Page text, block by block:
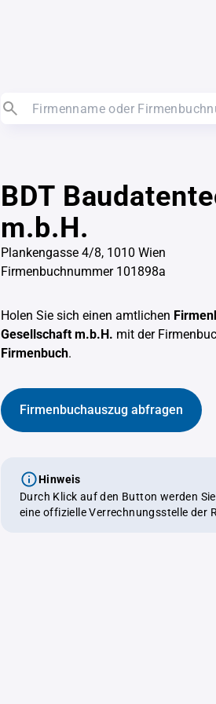
BDT
m.b.H.
Plankengasse 4/8, 1010 Wien
Firmenbuchnummer 101898a
Holen Sie sich einen amtlichen
Gesellschaft m.b.H. mit der
Firmenbuch.
Firmenbuchauszug abfragen
Hinweis
Durch Klick auf den Button werden
eine offizielle Verrechnungsstelle der